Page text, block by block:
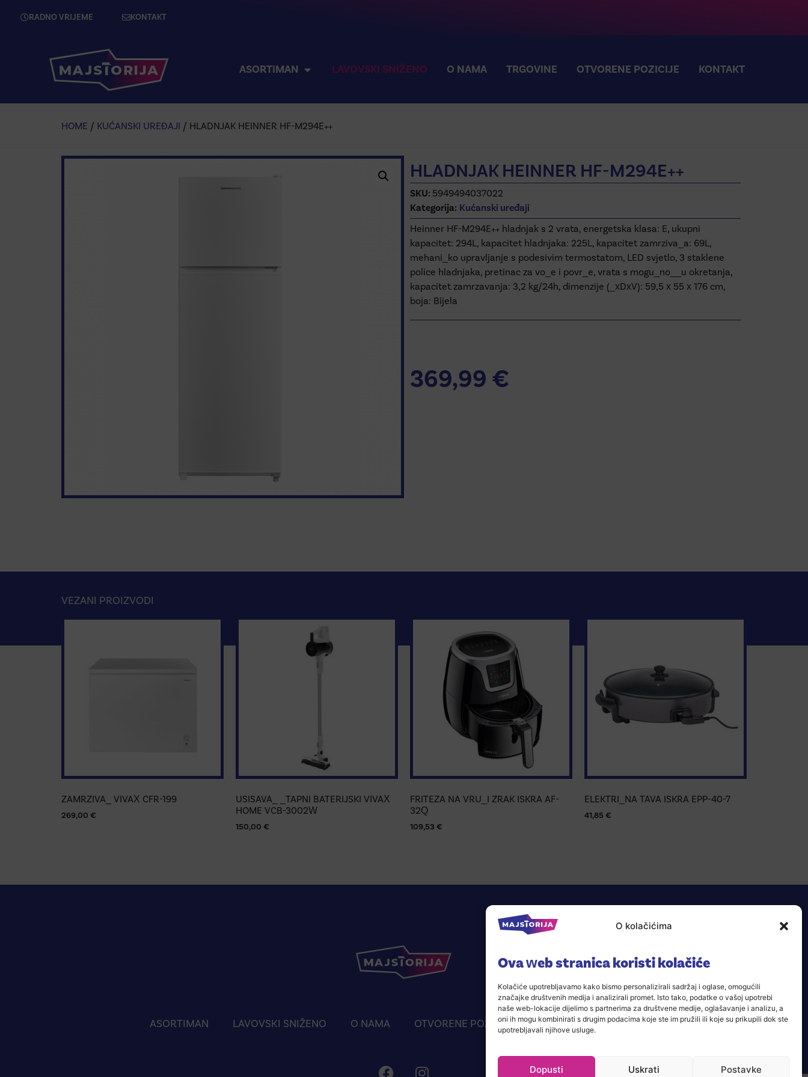
O kolačićima
Ova web stranica koristi kolačiće
Kolačiće upotrebljavamo kako bismo personalizirali sadržaj i oglase, omogućili
značajke društvenih medija i analizirali promet. Isto tako, podatke o vašoj upotrebi
naše web-lokacije dijelimo s partnerima za društvene medije, oglašavanje i analizu, a
oni ih mogu kombinirati s drugim podacima koje ste im pružili ili koje su prikupili dok ste
upotrebljavali njihove usluge.
Dopusti Uskrati Postavke
RADNO VRIJEME KONTAKT
ASORTIMAN LAVOVSKI SNIŽENO O NAMA TRGOVINE OTVORENE POZICIJE KONTAKT
HOME / KUĆANSKI UREĐAJI / HLADNJAK HEINNER HF-M294E++
HLADNJAK HEINNER HF-M294E++
SKU: 5949494037022
Kategorija: Kućanski uređaji
Heinner HF-M294E++ hladnjak s 2 vrata, energetska klasa: E, ukupni
kapacitet: 294L, kapacitet hladnjaka: 225L, kapacitet zamrziva_a: 69L,
mehani_ko upravljanje s podesivim termostatom, LED svjetlo, 3 staklene
police hladnjaka, pretinac za vo_e i povr_e, vrata s mogu_no__u okretanja,
kapacitet zamrzavanja: 3,2 kg/24h, dimenzije (_xDxV): 59,5 x 55 x 176 cm,
boja: Bijela
369,99 €
VEZANI PROIZVODI
ZAMRZIVA_ VIVAX CFR-199
269,00 €
USISAVA_ _TAPNI BATERIJSKI VIVAX
HOME VCB-3002W
150,00 €
FRITEZA NA VRU_I ZRAK ISKRA AF-
32Q
109,53 €
ELEKTRI_NA TAVA ISKRA EPP-40-7
41,85 €
ASORTIMAN LAVOVSKI SNIŽENO O NAMA OTVORENE POZICIJE TRGOVINE KONTAKT